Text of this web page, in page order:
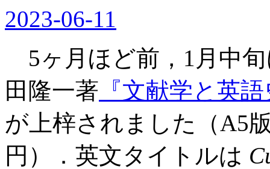
2023-06-11
5ヶ月ほど前，1月中
田隆一著 『文献学と英
が上梓されました（A5
円）．英文タイトルは